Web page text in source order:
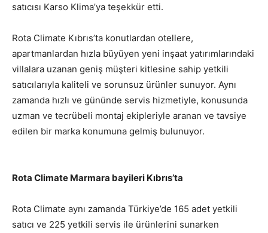
satıcısı Karso Klima’ya teşekkür etti.
Rota Climate Kıbrıs’ta konutlardan otellere,
apartmanlardan hızla büyüyen yeni inşaat yatırımlarındaki
villalara uzanan geniş müşteri kitlesine sahip yetkili
satıcılarıyla kaliteli ve sorunsuz ürünler sunuyor. Aynı
zamanda hızlı ve gününde servis hizmetiyle, konusunda
uzman ve tecrübeli montaj ekipleriyle aranan ve tavsiye
edilen bir marka konumuna gelmiş bulunuyor.
Rota Climate Marmara bayileri Kıbrıs’ta
Rota Climate aynı zamanda Türkiye’de 165 adet yetkili
satıcı ve 225 yetkili servis ile ürünlerini sunarken